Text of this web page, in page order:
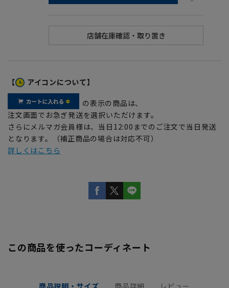
【 アイコンについて】
の表示の商品は、
注文画面でお急ぎ発送を選択いただけます。
さらにメルマガ会員様は、当日12:00までのご注文で当日発送
となります。（補正商品の場合は対応不可）
詳しくはこちら
この商品を使ったコーディネート
商品説明・サイズ 商品詳細 レビュー